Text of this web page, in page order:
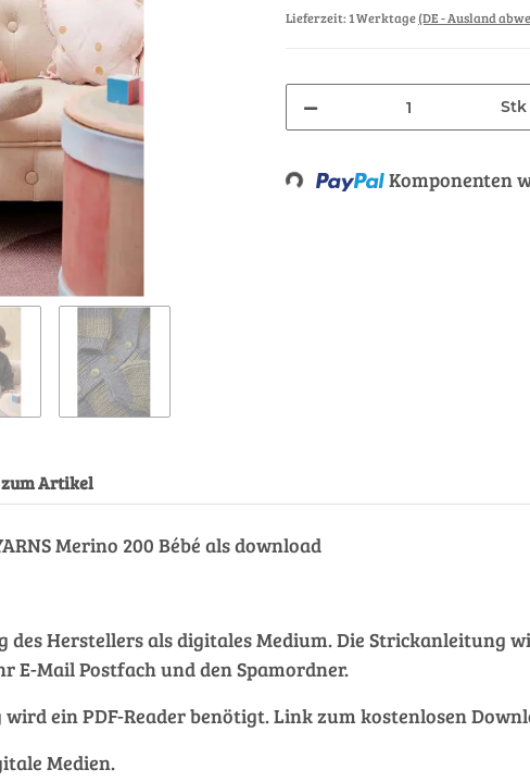
Lieferzeit:1 Werktage(DE - Ausland
Stk
Loading... Komponenten
Artikel
Merino 200 Bébé als download
Herstellers als digitales Medium. Die Strickanleitung
E-Mail Postfach und den Spamordner.
ein PDF-Reader benötigt. Link zum kostenlosen
Medien.